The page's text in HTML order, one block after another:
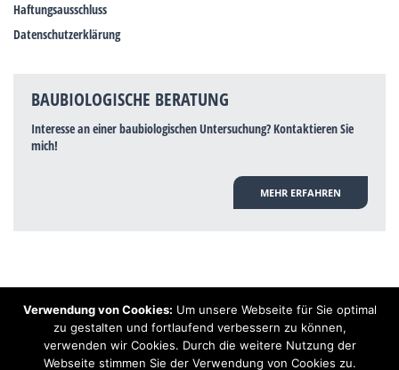
Haftungsausschluss
Datenschutzerklärung
BAUBIOLOGISCHE BERATUNG
Interesse an einer baubiologischen Untersuchung? Kontaktieren Sie
mich!
MEHR ERFAHREN
Hinweis: Trotz zahlreicher Studien, die einen Zusammenhang zwischen
Elektrosmog und gesundheitlichen Problemen aufzeigen, ist es von der
praktischen Schulmedizin bisher wissenschaftlich nicht anerkannt, dass
Elektrosmog und Erdstrahlen gesundheitliche Auswirkungen haben können.
Verwendung von Cookies: Um unsere Webseite für Sie optimal
zu gestalten und fortlaufend verbessern zu können,
verwenden wir Cookies. Durch die weitere Nutzung der
Webseite stimmen Sie der Verwendung von Cookies zu.